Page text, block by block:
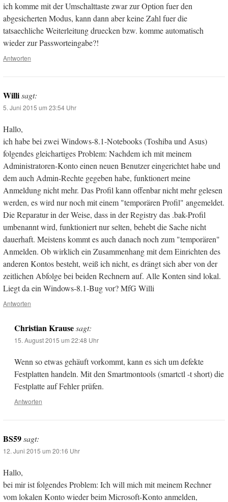
ich komme mit der Umschalttaste zwar zur Option fuer den
abgesicherten Modus, kann dann aber keine Zahl fuer die
tatsaechliche Weiterleitung druecken bzw. komme automatisch
wieder zur Passworteingabe?!
Antworten
Willisagt:
5. Juni 2015 um 23:54 Uhr
Hallo,
ich habe bei zwei Windows-8.1-Notebooks (Toshiba und Asus)
folgendes gleichartiges Problem: Nachdem ich mit meinem
Administratoren-Konto einen neuen Benutzer eingerichtet habe und
dem auch Admin-Rechte gegeben habe, funktionert meine
Anmeldung nicht mehr. Das Profil kann offenbar nicht mehr gelesen
werden, es wird nur noch mit einem "temporären Profil" angemeldet.
Die Reparatur in der Weise, dass in der Registry das .bak-Profil
umbenannt wird, funktioniert nur selten, behebt die Sache nicht
dauerhaft. Meistens kommt es auch danach noch zum "temporären"
Anmelden. Ob wirklich ein Zusammenhang mit dem Einrichten des
anderen Kontos besteht, weiß ich nicht, es drängt sich aber von der
zeitlichen Abfolge bei beiden Rechnern auf. Alle Konten sind lokal.
Liegt da ein Windows-8.1-Bug vor? MfG Willi
Antworten
Christian Krause sagt:
15. August 2015 um 22:48 Uhr
Wenn so etwas gehäuft vorkommt, kann es sich um defekte
Festplatten handeln. Mit den Smartmontools (smartctl -t short) die
Festplatte auf Fehler prüfen.
Antworten
BS59sagt:
12. Juni 2015 um 20:16 Uhr
Hallo,
bei mir ist folgendes Problem: Ich will mich mit meinem Rechner
vom lokalen Konto wieder beim Microsoft-Konto anmelden,